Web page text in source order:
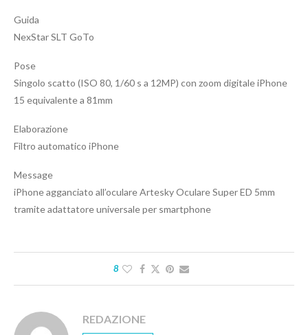
Guida
NexStar SLT GoTo
Pose
Singolo scatto (ISO 80, 1/60 s a 12MP) con zoom digitale iPhone
15 equivalente a 81mm
Elaborazione
Filtro automatico iPhone
Message
iPhone agganciato all’oculare Artesky Oculare Super ED 5mm
tramite adattatore universale per smartphone
8
REDAZIONE